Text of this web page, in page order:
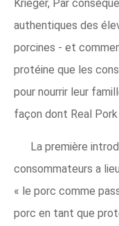
Krieger, Par
authentiques des
porcines - et
protéine que les
pour nourrir leur
façon dont Real Pork
La première
consommateurs a
« le porc comme
porc en tant que